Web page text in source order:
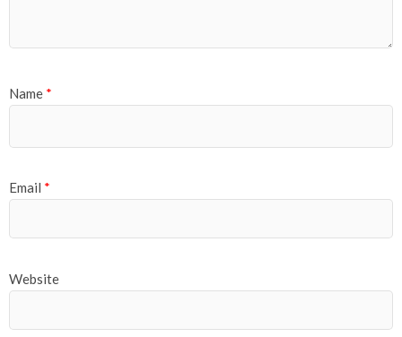
Name *
Email *
Website